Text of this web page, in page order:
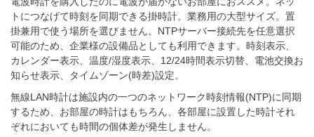
トにつなげて時刻を同期できる掛時計。業務用の大型サイズ。置
掛兼用で使う場所を選びません。NTPサーバー接続先を任意選択
可能のため、企業様の設備品としても利用できます。時刻表示、
カレンダー表示、温度/湿度表示、12/24時間表示切替、電池交換お
知らせ表示、タイムゾーン(時差)設定。
無線LAN時計は施設内の一つのネットワーク時刻情報(NTP)に同期
するため、お部屋の時計はもちろん、各部屋に設置した時計それ
ぞれにおいても時間の個体差が発生しません。